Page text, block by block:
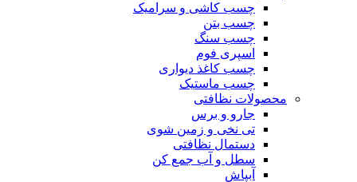
چسب کاشی و سرامیک
چسب بتن
چسب سنگ
اسپری فوم
چسب کاغذ دیواری
چسب ماستیک
محصولات نظافتی
جارو و برس
تی نخی و زمین شوی
دستمال نظافتی
سطل و آب جمع کن
آبپاش